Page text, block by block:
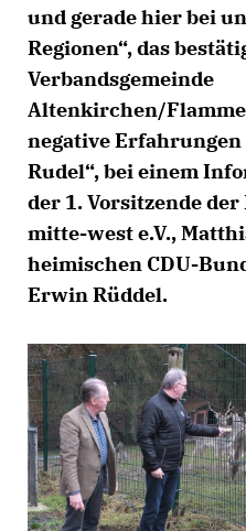
und gerade hier bei
Regionen“, das
Verbandsgemeinde
Altenkirchen/
negative
Rudel“, bei einem
der 1. Vorsitzende
mitte-west e.V.,
heimischen CDU-
Erwin Rüddel.